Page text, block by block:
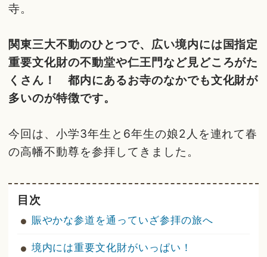
寺。
関東三大不動のひとつで、広い境内には国指定
重要文化財の不動堂や仁王門など見どころがた
くさん！ 都内にあるお寺のなかでも文化財が
多いのが特徴です。
今回は、小学3年生と6年生の娘2人を連れて春
の高幡不動尊を参拝してきました。
目次
賑やかな参道を通っていざ参拝の旅へ
境内には重要文化財がいっぱい！